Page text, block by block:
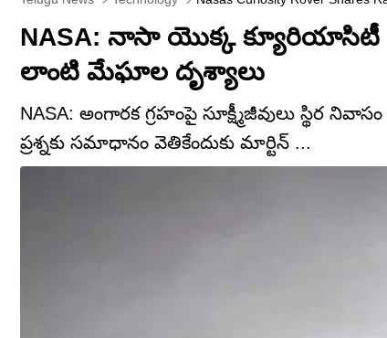
NASA: నాసా యొక్క క్యూరియాసిటీ
లాంటి మేఘాల దృశ్యాలు
NASA: అంగారక గ్రహంపై సూక్ష్మీజీవులు స్థిర
ప్రశ్నకు సమాధానం వెతికేందుకు మార్టిన్‌ ...